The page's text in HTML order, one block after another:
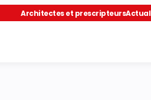
Architectes et prescripteurs